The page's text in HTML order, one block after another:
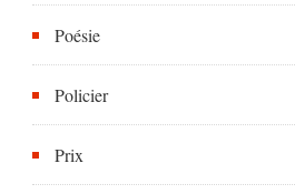
Poésie
Policier
Prix